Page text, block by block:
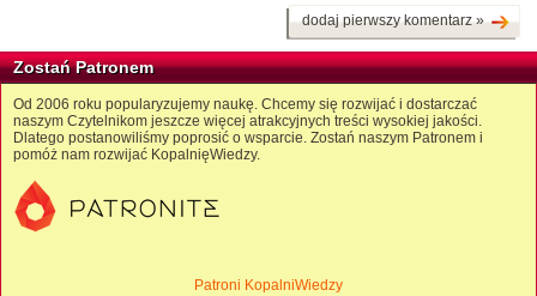
dodaj pierwszy komentarz »
Zostań Patronem
Od 2006 roku popularyzujemy naukę. Chcemy się rozwijać i dostarczać
naszym Czytelnikom jeszcze więcej atrakcyjnych treści wysokiej jakości.
Dlatego postanowiliśmy poprosić o wsparcie. Zostań naszym Patronem i
pomóż nam rozwijać KopalnięWiedzy.
Patroni KopalniWiedzy